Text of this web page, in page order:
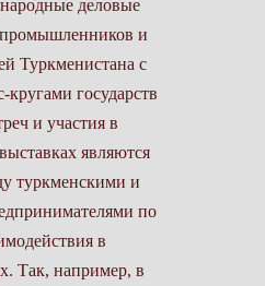
деловые
и
Туркменистана с
государств
и участия в
являются
туркменскими и
по
в
Так, например, в